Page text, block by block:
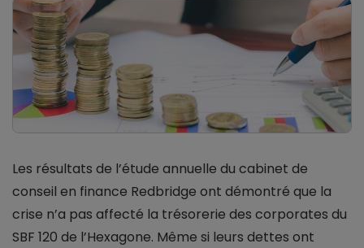
Les résultats de l’étude annuelle du cabinet de
conseil en finance Redbridge ont démontré que la
crise n’a pas affecté la trésorerie des corporates du
SBF 120 de l’Hexagone. Même si leurs dettes ont